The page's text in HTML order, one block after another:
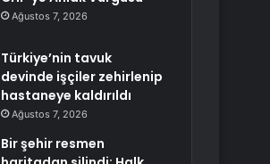
Ağustos 7, 2026
Türkiye’nin tavuk
devinde işçiler zehirlenip
hastaneye kaldırıldı
Ağustos 7, 2026
Bir şehir resmen